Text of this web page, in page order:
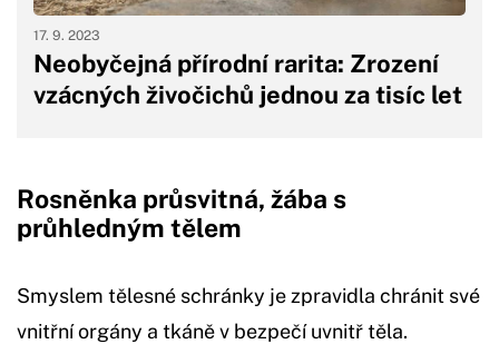
Neobyčejná přírodní rarita: Zrození
vzácných živočichů jednou za tisíc let
17. 9. 2023
Rosněnka průsvitná, žába s
průhledným tělem
Smyslem tělesné schránky je zpravidla chránit své
vnitřní orgány a tkáně v bezpečí uvnitř těla.